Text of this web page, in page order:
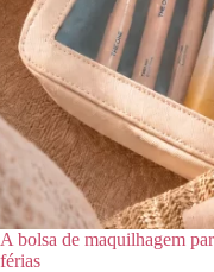
A bolsa de maquilhagem
férias